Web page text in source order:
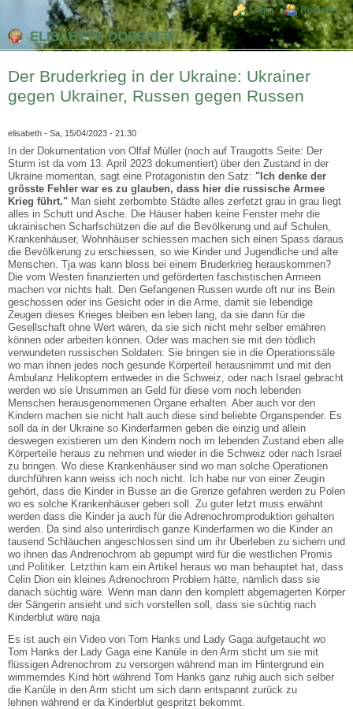
Login links
Login Register
ELISABETH DODERER
Der Bruderkrieg in der Ukraine: Ukrainer
gegen Ukrainer, Russen gegen Russen
elisabeth - Sa, 15/04/2023 - 21:30
In der Dokumentation von Olfaf Müller (noch auf Traugotts Seite: Der
Sturm ist da vom 13. April 2023 dokumentiert) über den Zustand in der
Ukraine momentan, sagt eine Protagonistin den Satz: "Ich denke der
grösste Fehler war es zu glauben, dass hier die russische Armee
Krieg führt." Man sieht zerbombte Städte alles zerfetzt grau in grau liegt
alles in Schutt und Asche. Die Häuser haben keine Fenster mehr die
ukrainischen Scharfschützen die auf die Bevölkerung und auf Schulen,
Krankenhäuser, Wohnhäuser schiessen machen sich einen Spass daraus
die Bevölkerung zu erschiessen, so wie Kinder und Jugendliche und alte
Menschen. Tja was kann bloss bei einem Bruderkrieg herauskommen?
Die vom Westen finanzierten und geförderten faschistischen Armeen
machen vor nichts halt. Den Gefangenen Russen wurde oft nur ins Bein
geschossen oder ins Gesicht oder in die Arme, damit sie lebendige
Zeugen dieses Krieges bleiben ein leben lang, da sie dann für die
Gesellschaft ohne Wert wären, da sie sich nicht mehr selber ernähren
können oder arbeiten können. Oder was machen sie mit den tödlich
verwundeten russischen Soldaten: Sie bringen sie in die Operationssäle
wo man ihnen jedes noch gesunde Körperteil herausnimmt und mit den
Ambulanz Helikoptern entweder in die Schweiz, oder nach Israel gebracht
werden wo sie Unsummen an Geld für diese vom noch lebenden
Menschen herausgenommenen Organe erhalten. Aber auch vor den
Kindern machen sie nicht halt auch diese sind beliebte Organspender. Es
soll da in der Ukraine so Kinderfarmen geben die einzig und allein
deswegen existieren um den Kindern noch im lebenden Zustand eben alle
Körperteile heraus zu nehmen und wieder in die Schweiz oder nach Israel
zu bringen. Wo diese Krankenhäuser sind wo man solche Operationen
durchführen kann weiss ich noch nicht. Ich habe nur von einer Zeugin
gehört, dass die Kinder in Busse an die Grenze gefahren werden zu Polen
wo es solche Krankenhäuser geben soll. Zu guter letzt muss erwähnt
werden dass die Kinder ja auch für die Adrenochromproduktion gehalten
werden. Da sind also unterirdisch ganze Kinderfarmen wo die Kinder an
tausend Schläuchen angeschlossen sind um ihr Überleben zu sichern und
wo ihnen das Andrenochrom ab gepumpt wird für die westlichen Promis
und Politiker. Letzthin kam ein Artikel heraus wo man behauptet hat, dass
Celin Dion ein kleines Adrenochrom Problem hätte, nämlich dass sie
danach süchtig wäre. Wenn man dann den komplett abgemagerten Körper
der Sängerin ansieht und sich vorstellen soll, dass sie süchtig nach
Kinderblut wäre naja
Es ist auch ein Video von Tom Hanks und Lady Gaga aufgetaucht wo
Tom Hanks der Lady Gaga eine Kanüle in den Arm sticht um sie mit
flüssigen Adrenochrom zu versorgen während man im Hintergrund ein
wimmerndes Kind hört während Tom Hanks ganz ruhig auch sich selber
die Kanüle in den Arm sticht um sich dann entspannt zurück zu
lehnen während er da Kinderblut gespritzt bekommt.